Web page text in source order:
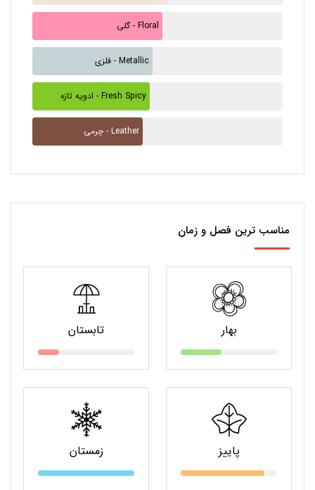
گلی - Floral
فلزی - Metallic
ادویه تازه - Fresh Spicy
چرمی - Leather
مناسب ترین فصل و زمان
بهار تابستان
پاییز زمستان